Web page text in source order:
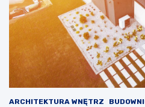
ARCHITEKTURA WNĘTRZ